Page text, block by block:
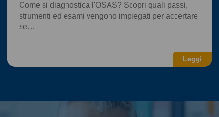
Leggi
Come si diagnostica l'OSAS? Scopri quali passi,
strumenti ed esami vengono impiegati per accertare
se…